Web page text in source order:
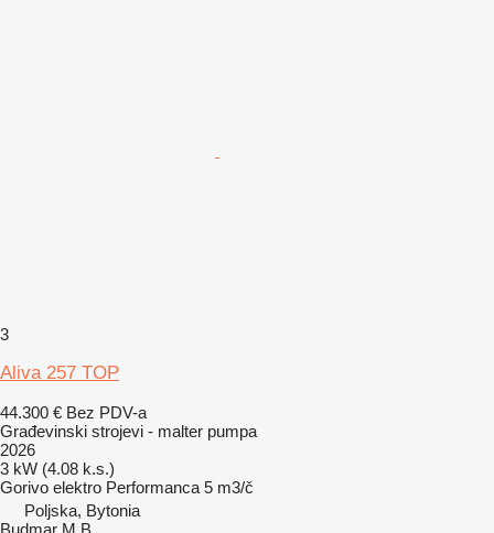
3
Aliva 257 TOP
44.300 € Bez PDV-a
Građevinski strojevi - malter pumpa
2026
3 kW (4.08 k.s.)
Gorivo elektro Performanca 5 m3/č
Poljska, Bytonia
Budmar M.B.